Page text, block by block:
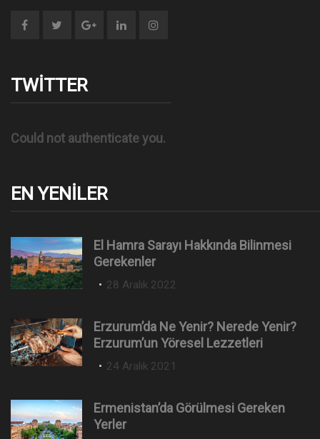
TWITTER
Could not authenticate you.
EN YENILER
El Hamra Sarayı Hakkında Bilinmesi
Gerekenler
P
t
e
d
n
28 Aralık 2022
Erzurum’da Ne Yenir? Nerede Yenir?
Erzurum’un Yöresel Lezzetleri
P
t
e
24 Aralık 2021
Ermenistan’da Görülmesi Gereken
Yerler